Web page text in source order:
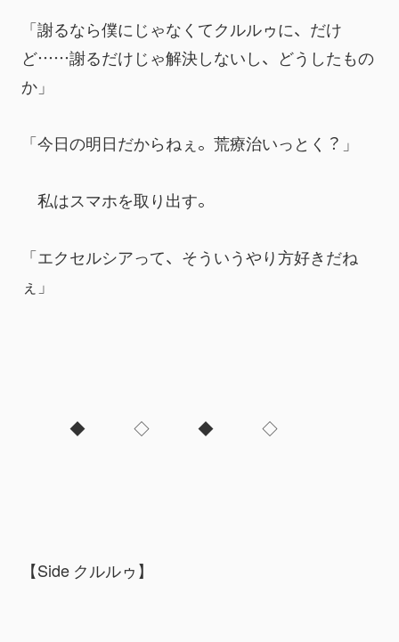
「謝るなら僕にじゃなくてクルルゥに、だけ
ど……謝るだけじゃ解決しないし、どうしたもの
か」
「今日の明日だからねぇ。荒療治いっとく？」
私はスマホを取り出す。
「エクセルシアって、そういうやり方好きだね
ぇ」
◆　　　◇　　　◆　　　◇
【Side クルルゥ】